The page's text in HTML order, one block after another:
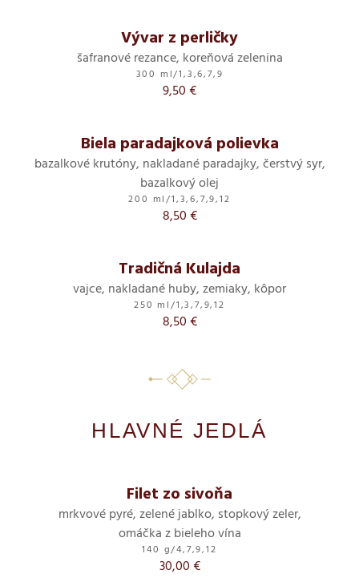
Vývar z perličky
9,50 €
šafranové rezance, koreňová zelenina
300 ml/1,3,6,7,9
Biela paradajková polievka
8,50 €
bazalkové krutóny, nakladané paradajky, čerstvý syr,
bazalkový olej
200 ml/1,3,6,7,9,12
Tradičná Kulajda
8,50 €
vajce, nakladané huby, zemiaky, kôpor
250 ml/1,3,7,9,12
HLAVNÉ JEDLÁ
Filet zo sivoňa
30,00 €
mrkvové pyré, zelené jablko, stopkový zeler,
omáčka z bieleho vína
140 g/4,7,9,12